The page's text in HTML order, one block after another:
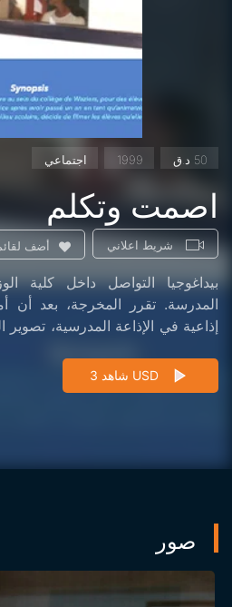
1999 اجتماعي
اصمت وتكلم
شريط اعلاني أضف
بيداغوجيا التواصل داخل كلية
المدرسة. تقرر المخرجة، بعد أن
إذاعية في الإذاعة المدرسية، تصوير
شاهد 3 USD
صور